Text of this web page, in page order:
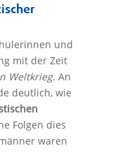
und
mit der Zeit
Weltkrieg. An
deutlich, wie
Folgen dies
waren